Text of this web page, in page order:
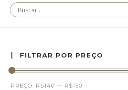
FILTRAR POR PREÇO
PREÇO: R$140 — R$150